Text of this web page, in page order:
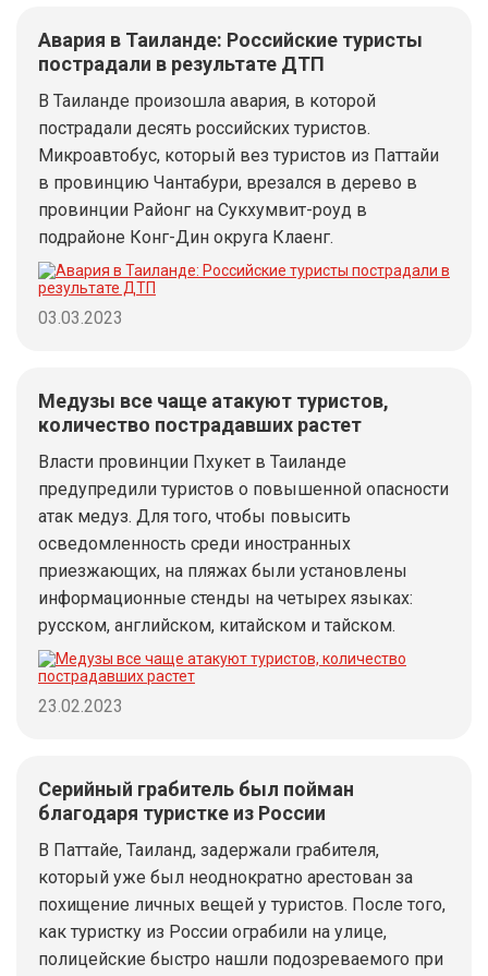
Авария в Таиланде: Российские туристы
пострадали в результате ДТП
В Таиланде произошла авария, в которой
пострадали десять российских туристов.
Микроавтобус, который вез туристов из Паттайи
в провинцию Чантабури, врезался в дерево в
провинции Районг на Сукхумвит-роуд в
подрайоне Конг-Дин округа Клаенг.
03.03.2023
Медузы все чаще атакуют туристов,
количество пострадавших растет
Власти провинции Пхукет в Таиланде
предупредили туристов о повышенной опасности
атак медуз. Для того, чтобы повысить
осведомленность среди иностранных
приезжающих, на пляжах были установлены
информационные стенды на четырех языках:
русском, английском, китайском и тайском.
23.02.2023
Серийный грабитель был пойман
благодаря туристке из России
В Паттайе, Таиланд, задержали грабителя,
который уже был неоднократно арестован за
похищение личных вещей у туристов. После того,
как туристку из России ограбили на улице,
полицейские быстро нашли подозреваемого при